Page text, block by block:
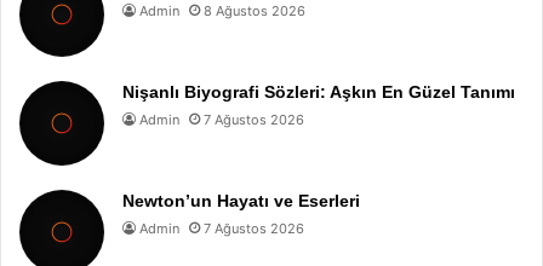
Admin 8 Ağustos 2026
Nişanlı Biyografi Sözleri: Aşkın En Güzel Tanımı
Admin 7 Ağustos 2026
Newton’un Hayatı ve Eserleri
Admin 7 Ağustos 2026